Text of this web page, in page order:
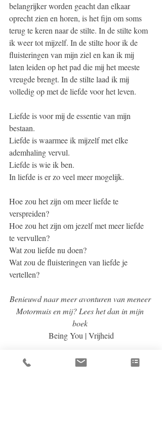
belangrijker worden geacht dan elkaar
oprecht zien en horen, is het fijn om soms
terug te keren naar de stilte. In de stilte kom
ik weer tot mijzelf. In de stilte hoor ik de
fluisteringen van mijn ziel en kan ik mij
laten leiden op het pad die mij het meeste
vreugde brengt. In de stilte laad ik mij
volledig op met de liefde voor het leven.
Liefde is voor mij de essentie van mijn
bestaan.
Liefde is waarmee ik mijzelf met elke
ademhaling vervul.
Liefde is wie ik ben.
In liefde is er zo veel meer mogelijk.
Hoe zou het zijn om meer liefde te
verspreiden?
Hoe zou het zijn om jezelf met meer liefde
te vervullen?
Wat zou liefde nu doen?
Wat zou de fluisteringen van liefde je
vertellen?
Benieuwd naar meer avonturen van meneer
Motormuis en mij? Lees het dan in mijn
boek
Being You | Vrijheid
Bol.com